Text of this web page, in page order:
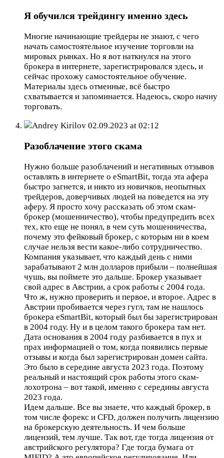
Я обучился трейдингу именно здесь
Многие начинающие трейдеры не знают, с чего
начать самостоятельное изучение торговли на
мировых рынках. Но я вот наткнулся на этого
брокера в интернете, зарегистрировался здесь, и
сейчас прохожу самостоятельное обучение.
Материалы здесь отменные, всё быстро
схватывается и запоминается. Надеюсь, скоро начну
торговать.
Andrey Kirilov 02.09.2023 at 02:12
Разоблачение этого скама
Нужно больше разоблачений и негативных отзывов
оставлять в интернете о eSmartBit, тогда эта афера
быстро загнется, и никто из новичков, неопытных
трейдеров, доверчивых людей на поведется на эту
аферу. Я просто хочу рассказать об этом скам-
брокер (мошенничество), чтобы предупредить всех
тех, кто еще не понял, в чем суть мошенничества,
почему это фейковый брокер, с которым ни в коем
случае нельзя вести какое-либо сотрудничество.
Компания указывает, что каждый день с ними
зарабатывают 2 млн долларов прибыли – полнейшая
чушь, вы поймете это дальше. Брокер указывает
свой адрес в Австрии, а срок работы с 2004 года.
Что ж, нужно проверить и первое, и второе. Адрес в
Австрии пробивается через гугл, там не нашлось
брокера eSmartBit, который был бы зарегистрирован
в 2004 году. Ну и в целом такого брокера там нет.
Дата основания в 2004 году разбивается в пух и
прах информацией о том, когда появились первые
отзывы и когда был зарегистрирован домен сайта.
Это было в середине августа 2023 года. Поэтому
реальный и настоящий срок работы этого скам-
лохотрона – вот такой, именно с середины августа
2023 года.
Идем дальше. Все вы знаете, что каждый брокер, в
том числе форекс и CFD, должен получить лицензию
на брокерскую деятельность. И чем больше
лицензий, тем лучше. Так вот, где тогда лицензия от
австрийского регулятора? Где тогда бумага от